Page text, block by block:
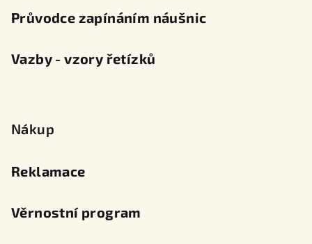
Průvodce zapínáním náušnic
Vazby - vzory řetízků
Nákup
Reklamace
Věrnostní program